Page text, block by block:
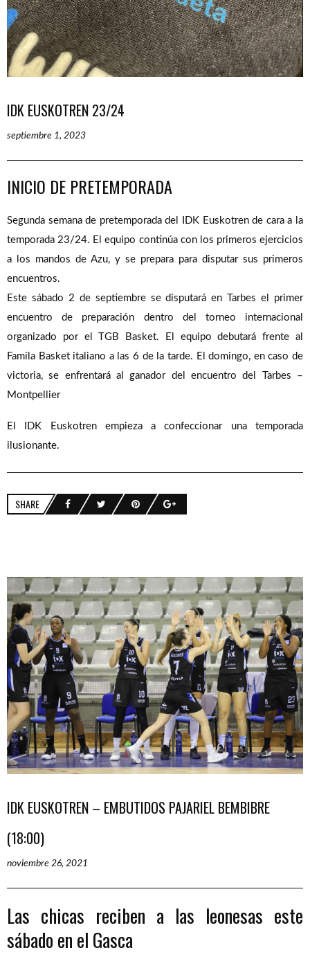
IDK EUSKOTREN 23/24
septiembre 1, 2023
INICIO DE PRETEMPORADA
Segunda semana de pretemporada del IDK Euskotren de cara a la
temporada 23/24. El equipo continúa con los primeros ejercicios
a los mandos de Azu, y se prepara para disputar sus primeros
encuentros.
Este sábado 2 de septiembre se disputará en Tarbes el primer
encuentro de preparación dentro del torneo internacional
organizado por el TGB Basket. El equipo debutará frente al
Famila Basket italiano a las 6 de la tarde. El domingo, en caso de
victoria, se enfrentará al ganador del encuentro del Tarbes –
Montpellier
El IDK Euskotren empieza a confeccionar una temporada
ilusionante.
SHARE
IDK EUSKOTREN – EMBUTIDOS PAJARIEL BEMBIBRE
(18:00)
noviembre 26, 2021
Las chicas reciben a las leonesas este
sábado en el Gasca